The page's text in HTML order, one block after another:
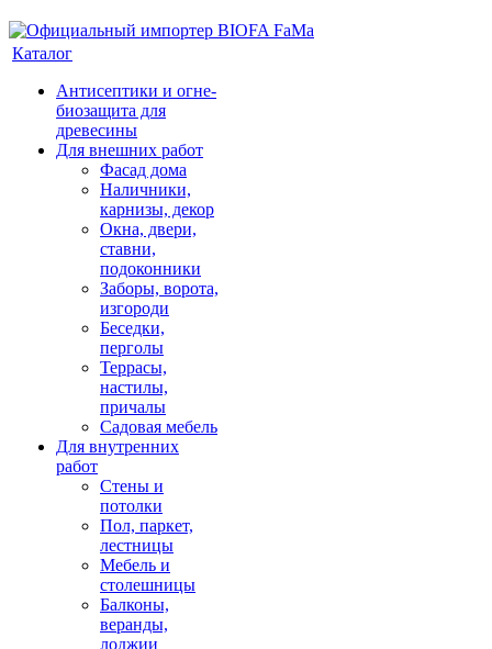
Каталог
Антисептики и огне-
биозащита для
древесины
Для внешних работ
Фасад дома
Наличники,
карнизы, декор
Окна, двери,
ставни,
подоконники
Заборы, ворота,
изгороди
Беседки,
перголы
Террасы,
настилы,
причалы
Садовая мебель
Для внутренних
работ
Стены и
потолки
Пол, паркет,
лестницы
Мебель и
столешницы
Балконы,
веранды,
лоджии